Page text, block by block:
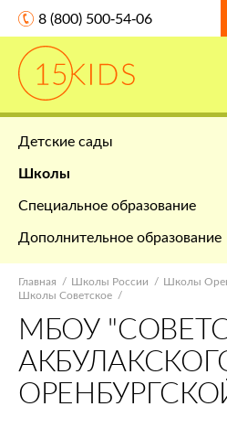
8 (800) 500-54-06
Детские сады
Школы
Специальное образование
Дополнительное образование
Главная Школы России
Школы
Школы Советское
МБОУ